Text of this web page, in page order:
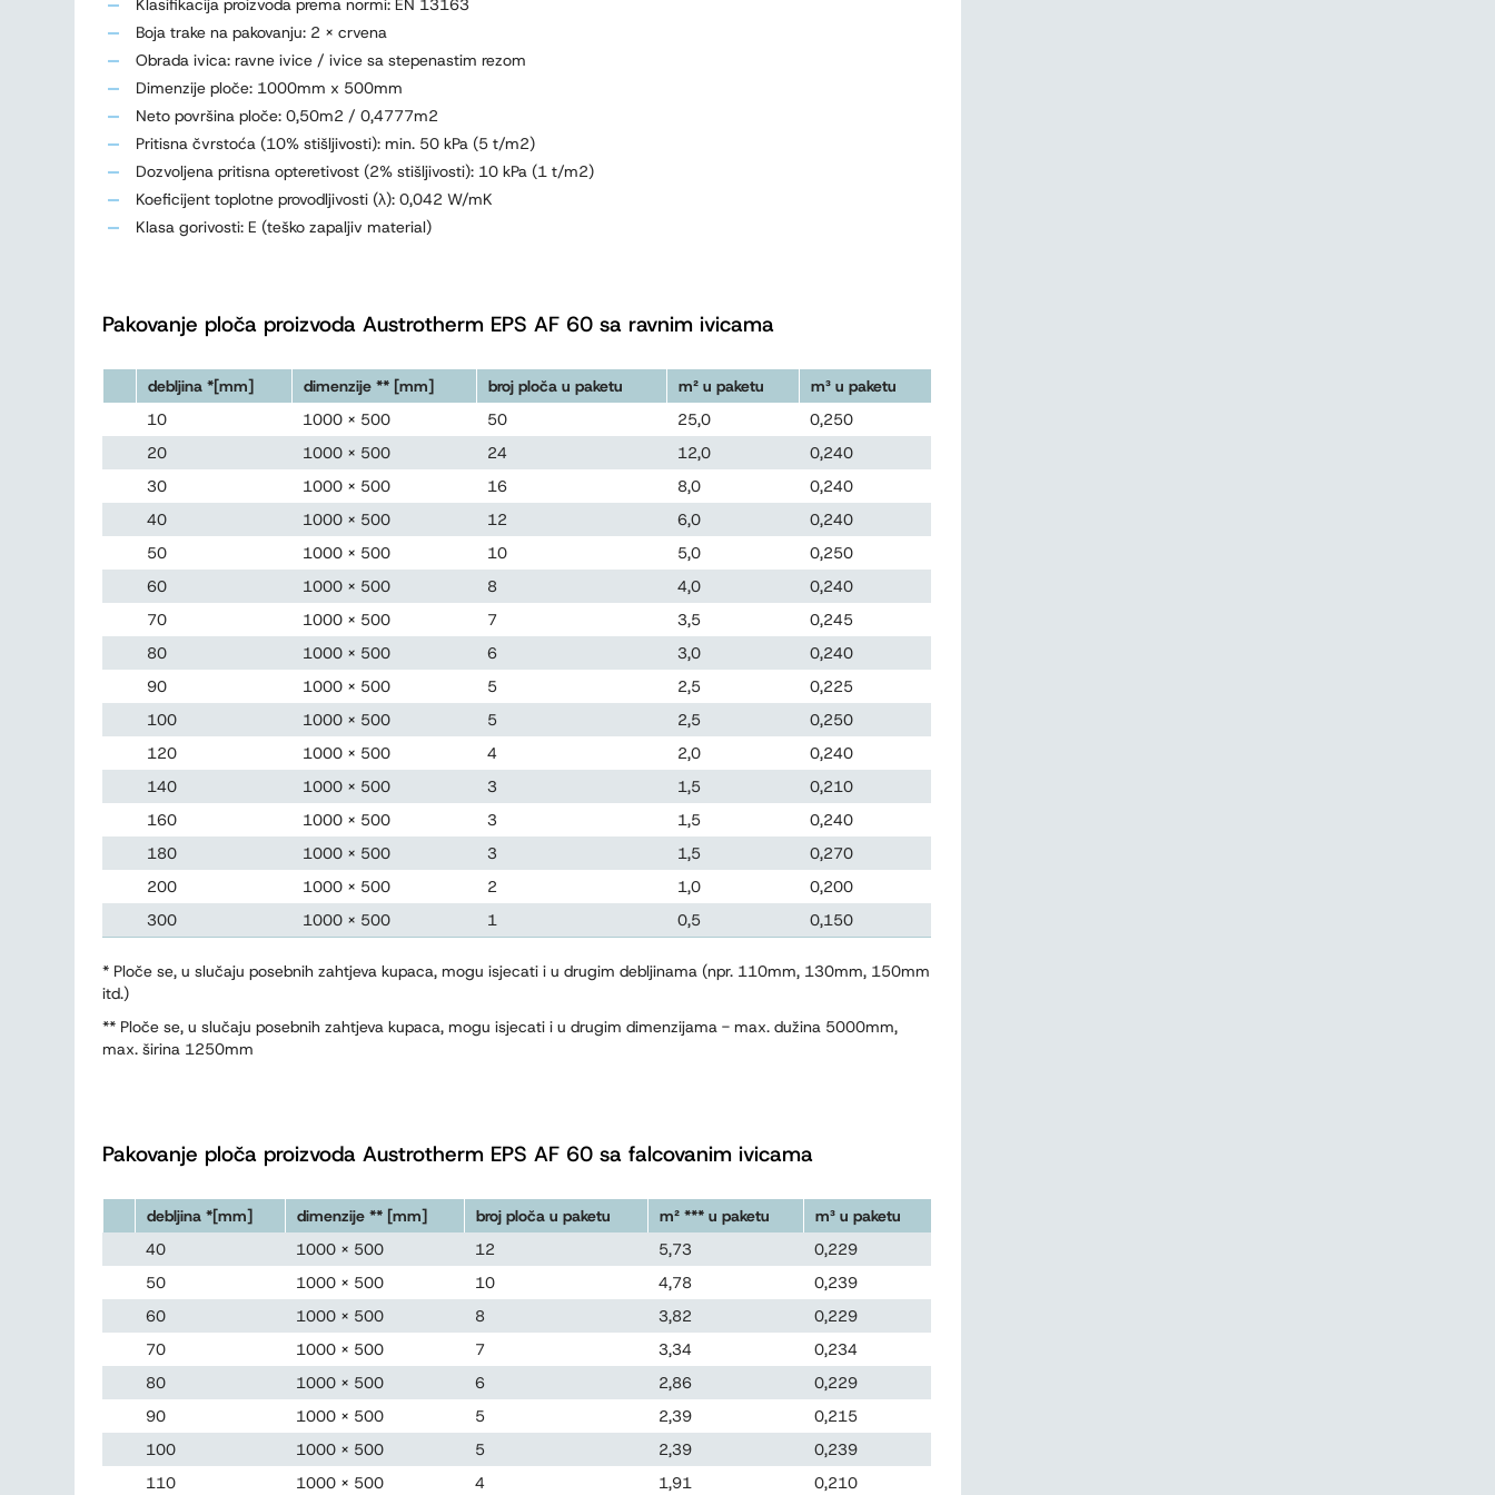
Klasifikacija proizvoda prema normi: EN 13163
Boja trake na pakovanju: 2 x crvena
Obrada ivica: ravne ivice / ivice sa stepenastim rezom
Dimenzije ploče: 1000mm x 500mm
Neto površina ploče: 0,50m2 / 0,4777m2
Pritisna čvrstoća (10% stišljivosti): min. 50 kPa (5 t/m2)
Dozvoljena pritisna opteretivost (2% stišljivosti): 10 kPa (1 t/m2)
Koeficijent toplotne provodljivosti (λ): 0,042 W/mK
Klasa gorivosti: E (teško zapaljiv material)
Pakovanje ploča proizvoda Austrotherm EPS AF 60 sa ravnim ivicama
debljina *[mm] dimenzije ** [mm] broj ploča u paketu m² u paketu
m³ u paketu
10
1000 x 500 50 25,0
0,250
20
1000 x 500 24 12,0
0,240
30
1000 x 500 16 8,0
0,240
40
1000 x 500 12 6,0
0,240
50
1000 x 500 10 5,0
0,250
60
1000 x 500 8 4,0
0,240
70
1000 x 500 7 3,5
0,245
80
1000 x 500 6 3,0
0,240
90
1000 x 500 5 2,5
0,225
100
1000 x 500 5 2,5
0,250
120
1000 x 500 4 2,0
0,240
140
1000 x 500 3 1,5
0,210
160
1000 x 500 3 1,5
0,240
180
1000 x 500 3 1,5
0,270
200
1000 x 500 2 1,0
0,200
300
1000 x 500 1 0,5 0,150
* Ploče se, u slučaju posebnih zahtjeva kupaca, mogu isjecati i u drugim debljinama (npr. 110mm, 130mm, 150mm
itd.)
** Ploče se, u slučaju posebnih zahtjeva kupaca, mogu isjecati i u drugim dimenzijama - max. dužina 5000mm,
max. širina 1250mm
Pakovanje ploča proizvoda Austrotherm EPS AF 60 sa falcovanim ivicama
debljina *[mm] dimenzije ** [mm] broj ploča u paketu m² *** u paketu
m³ u paketu
40
1000 x 500 12 5,73
0,229
50
1000 x 500 10 4,78
0,239
60
1000 x 500 8 3,82
0,229
70
1000 x 500 7 3,34
0,234
80
1000 x 500 6 2,86
0,229
90
1000 x 500 5 2,39
0,215
100
1000 x 500 5 2,39
0,239
110
1000 x 500 4 1,91
0,210